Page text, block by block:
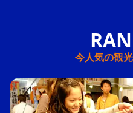
今人気の観